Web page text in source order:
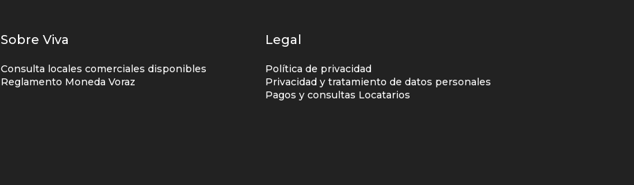
Listados
enlaces
centro
Sobre Viva
Consulta locales comerciales disponibles
Reglamento Moneda Voraz
Legal
Política de privacidad
Privacidad y tratamiento de datos personales
Pagos y consultas Locatarios